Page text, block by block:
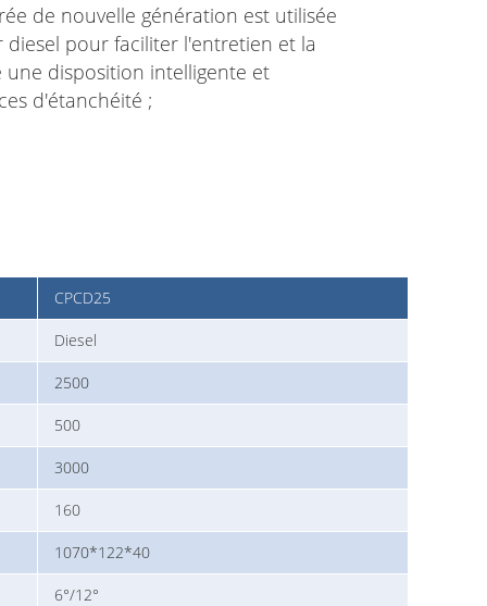
de nouvelle génération est utilisée
pour faciliter l'entretien et la
disposition intelligente et
d'étanchéité ;
CPCD25
Diesel
2500
500
3000
160
1070*122*40
6°/12°